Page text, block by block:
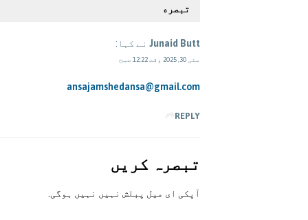
تبصره
Junaid Butt نے کہا:
مئی 30, 2025 وقت 12:22 صبح
ansajamshedansa@gmail.com
REPLY
تبصرہ کريں
آپکی ای ميل پبلش نہيں نہيں ہوگی.